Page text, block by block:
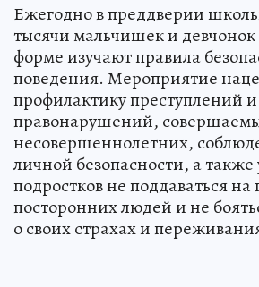
Ежегодно в преддверии
тысячи мальчишек и девчонок
форме изучают правила
поведения. Мероприятие
профилактику преступлений и
правонарушений,
несовершеннолетних,
личной безопасности, а также
подростков не поддаваться
посторонних людей и не
о своих страхах и